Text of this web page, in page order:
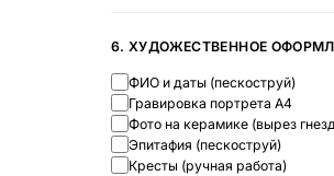
6. ХУДОЖЕСТВЕННОЕ
ФИО и даты (пескоструй)
Гравировка портрета А4
Фото на керамике (вырез
Эпитафия (пескоструй)
Кресты (ручная работа)